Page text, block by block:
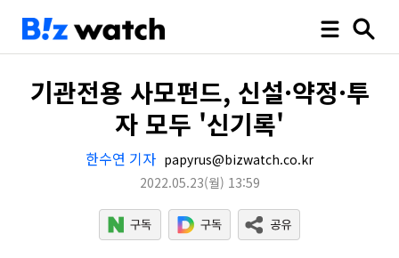
기관전용 사모펀드, 신설·약정·투
자 모두 '신기록'
한수연 기자 papyrus@bizwatch.co.kr
2022.05.23(월) 13:59